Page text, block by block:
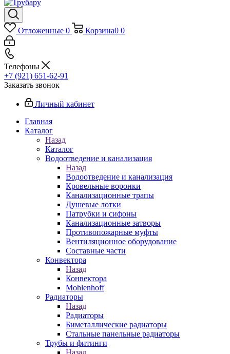
Отложенные 0 Корзина0 0
Телефоны
+7 (921) 651-62-91
Заказать звонок
Личный кабинет
Главная
Каталог
Назад
Каталог
Водоотведение и канализация
Назад
Водоотведение и канализация
Кровельные воронки
Канализационные трапы
Душевые лотки
Патрубки и сифоны
Канализационные затворы
Противопожарные муфты
Вентиляционное оборудование
Составные части
Конвектора
Назад
Конвектора
Mohlenhoff
Радиаторы
Назад
Радиаторы
Биметаллические радиаторы
Стальные панельные радиаторы
Трубы и фитинги
Назад